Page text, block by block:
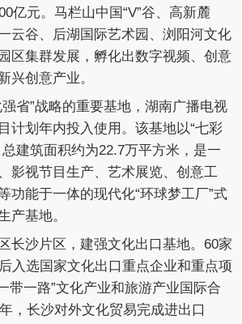
亿元。马栏山中国“V”谷、高新麓
云谷、后湖国际艺术园、浏阳河文化
区集群发展，孵化出数字视频、创意
兴创意产业。
省”战略的重要基地，湖南广播电视
计划年内投入使用。该基地以“七彩
建筑面积约为22.7万平方米，是一
影视节目生产、艺术展览、创意工
功能于一体的现代化“环球梦工厂”式
产基地。
长沙片区，建强文化出口基地。60家
入选国家文化出口重点企业和重点项
带一路”文化产业和旅游产业国际合
，长沙对外文化贸易完成进出口